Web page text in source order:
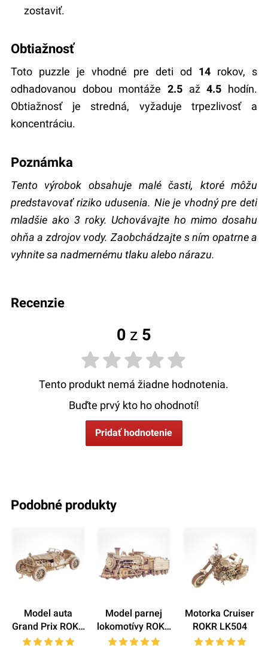
zostaviť.
Obtiažnosť
Toto puzzle je vhodné pre deti od 14 rokov, s
odhadovanou dobou montáže 2.5 až4.5 hodín.
Obtiažnosť je stredná, vyžaduje trpezlivosť a
koncentráciu.
Poznámka
Tento výrobok obsahuje malé časti, ktoré môžu
predstavovať riziko udusenia. Nie je vhodný pre deti
mladšie ako 3 roky. Uchovávajte ho mimo dosahu
ohňa a zdrojov vody. Zaobchádzajte s ním opatrne a
vyhnite sa nadmernému tlaku alebo nárazu.
recenzie
0 z 5
Tento produkt nemá žiadne hodnotenia.
Buďte prvý kto ho ohodnotí!
Pridať hodnotenie
podobné produkty
Model auta
Grand Prix ROKR
MC401
Model parnej
lokomotívy ROKR
MC501
Motorka Cruiser
ROKR LK504